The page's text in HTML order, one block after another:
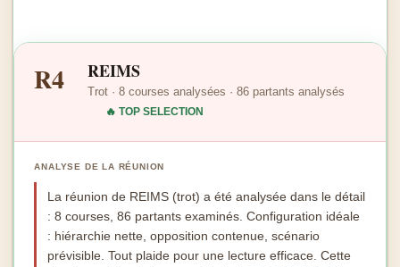
R4 REIMS
Trot · 8 courses analysées · 86 partants analysés
🔥 TOP SELECTION
ANALYSE DE LA RÉUNION
La réunion de REIMS (trot) a été analysée dans le détail
: 8 courses, 86 partants examinés. Configuration idéale
: hiérarchie nette, opposition contenue, scénario
prévisible. Tout plaide pour une lecture efficace. Cette